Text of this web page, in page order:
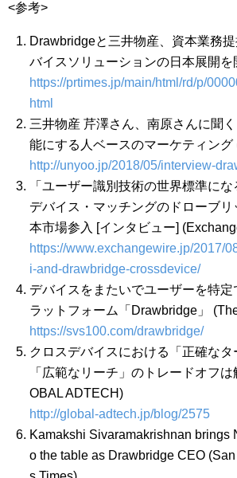
<参考>
Drawbridgeと三井物産、資本業務
バイスソリューションの日本展開
https://prtimes.jp/main/html/rd/p/
html
三井物産 芹澤さん、南原さんに聞
能にする人ベースのマーケティング
http://unyoo.jp/2018/05/interview-
「ユーザー識別技術の世界標準に
デバイス・マッチングのドローブリ
本市場参入 [インタビュー]
https://www.exchangewire.jp/2017/
i-and-drawbridge-crossdevice/
デバイスをまたいでユーザーを特
ラットフォーム「Drawbridge」
https://svs100.com/drawbridge/
クロスデバイスにおける「正確なタ
「広範なリーチ」のトレードオフ
OBAL ADTECH)
http://global-adtech.jp/blog/2575
Kamakshi Sivaramakrishnan brings
o the table as Drawbridge CEO